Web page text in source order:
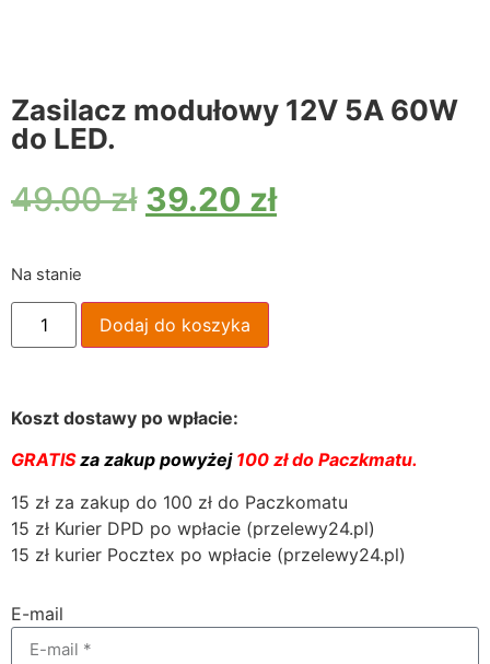
Zasilacz modułowy 12V 5A 60W
do LED.
49.00zł 39.20 zł
Na stanie
Dodaj do koszyka
Koszt dostawy po wpłacie:
GRATISza zakup powyżej100 zł do Paczkmatu.
15 zł za zakup do 100 zł do Paczkomatu
15 zł Kurier DPD po wpłacie (przelewy24.pl)
15 zł kurier Pocztex po wpłacie (przelewy24.pl)
E-mail